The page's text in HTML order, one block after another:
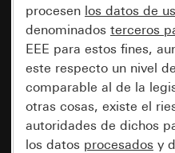
procesen los datos de
denominados terceros
EEE para estos fines,
este respecto un nivel
comparable al de la
otras cosas, existe el
autoridades de dichos
los datos procesados y